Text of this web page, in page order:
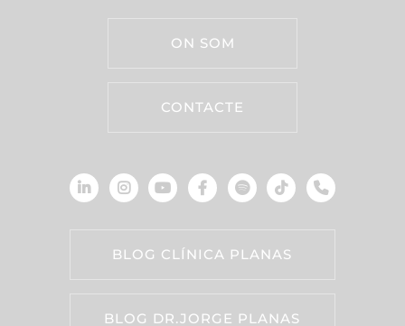
ON SOM
CONTACTE
BLOG CLÍNICA PLANAS
BLOG DR.JORGE PLANAS